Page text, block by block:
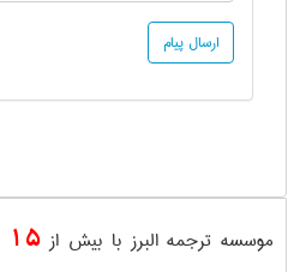
موسسه ترجمه البرز با بیش از15